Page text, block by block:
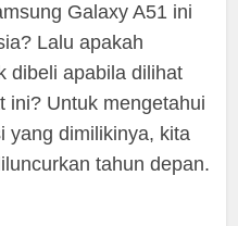
Galaxy A51 ini
Lalu apakah
dibeli apabila dilihat
ini? Untuk mengetahui
yang dimilikinya, kita
tahun depan.